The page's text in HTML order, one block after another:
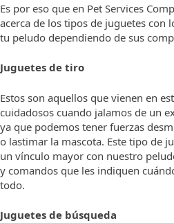
Es por eso que en Pet Services
acerca de los tipos de juguetes con
tu peludo dependiendo de sus
Juguetes de tiro
Estos son aquellos que vienen en
cuidadosos cuando jalamos de un
ya que podemos tener fuerzas
o lastimar la mascota. Este tipo de
un vínculo mayor con nuestro
y comandos que les indiquen
todo.
Juguetes de búsqueda